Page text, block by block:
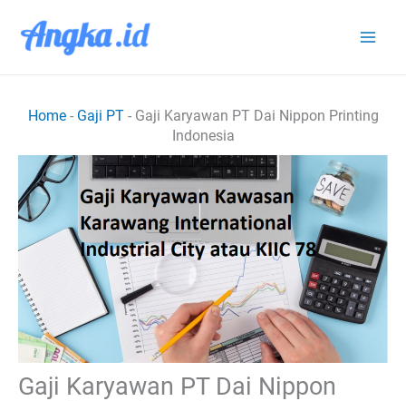
Home- Gaji PT- Gaji Karyawan PT Dai Nippon Printing
Indonesia
Gaji Karyawan PT Dai Nippon